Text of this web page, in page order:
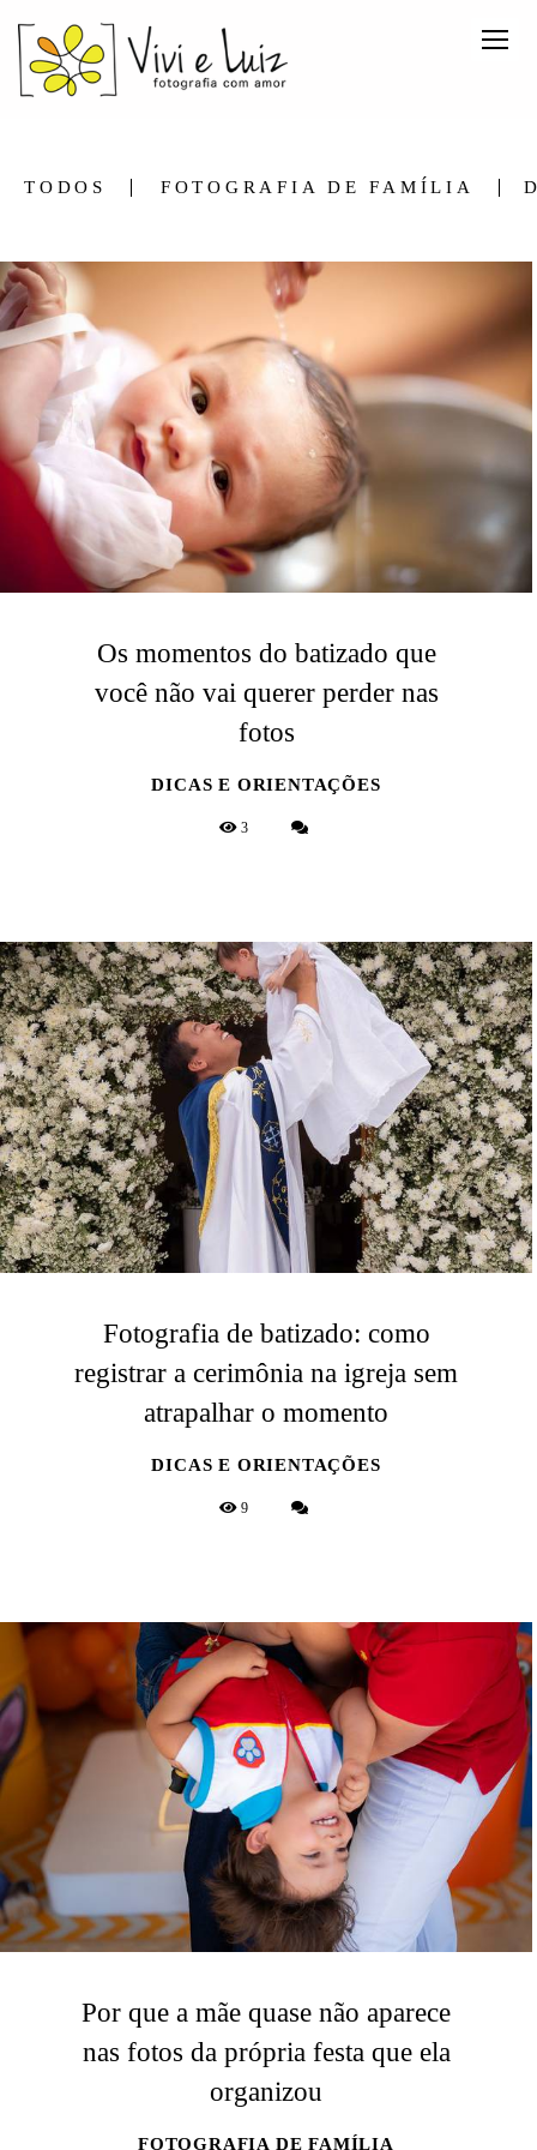
TODOS FOTOGRAFIA DE FAMÍLIA
Os momentos do batizado que
você não vai querer perder nas
fotos
DICAS E ORIENTAÇÕES
3
Fotografia de batizado: como
registrar a cerimônia na igreja sem
atrapalhar o momento
DICAS E ORIENTAÇÕES
9
Por que a mãe quase não aparece
nas fotos da própria festa que ela
organizou
FOTOGRAFIA DE FAMÍLIA